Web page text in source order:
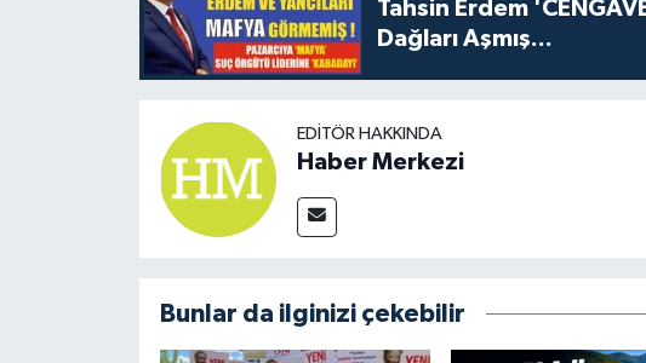
Tahsin Erdem
Dağları Aşmış...
EDITÖR HAKKINDA
Haber Merkezi
Bunlar da ilginizi çekebilir